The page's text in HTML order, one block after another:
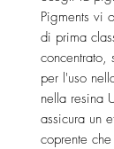
Pigments vi
di prima
concentrato,
per l'uso
nella resina
assicura un
coprente